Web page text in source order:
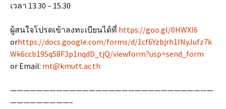
เวลา 13.30 – 15.30
ผู้สนใจโปรดเข้าลงทะเบียนได้ที่ https://goo.gl/0HWXI6
orhttps://docs.google.com/forms/d/1cf6Yzbjrh1INyJufz7k
Wk6ccb19Sq58F3p1nqdD_tjQ/viewform?usp=send_form
or Email: mt@kmutt.ac.th
———————————————————————————————
—————————–